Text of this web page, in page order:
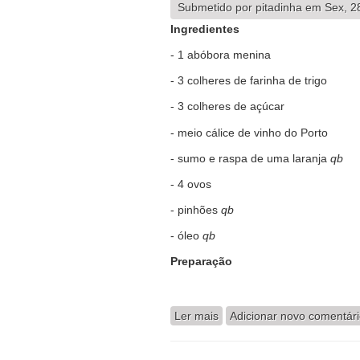
Submetido por pitadinha em Sex,
Ingredientes
- 1 abóbora menina
- 3 colheres de farinha de trigo
- 3 colheres de açúcar
- meio cálice de vinho do Porto
- sumo e raspa de uma laranja qb
- 4 ovos
- pinhões qb
- óleo qb
Preparação
Ler mais acerca de Bilharacos de
Adicionar novo